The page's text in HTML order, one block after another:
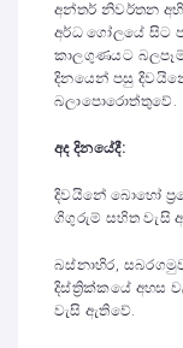
අන්තර් නිවර්තන
අර්ධ ගෝලයේ සිට
කාලගුණයට
දිනයෙන් පසු
බලාපොරොත්තුවේ.
අද දිනයේදී:
දිවයිනේ බොහෝ
ගිගුරුම් සහිත වැසි
බස්නාහිර,
දිස්ත්‍රික්කයේ අහස
වැසි ඇතිවේ.